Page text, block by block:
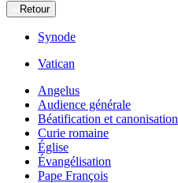
Retour
Synode
Vatican
Angelus
Audience générale
Béatification et canonisation
Curie romaine
Église
Évangélisation
Pape François